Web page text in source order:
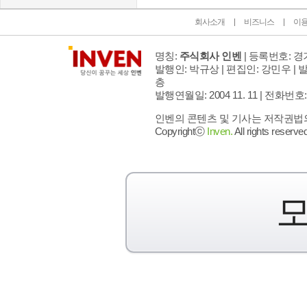
회사소개 비즈니스 이
명칭: 주식회사 인벤 | 등록번호: 경
발행인: 박규상 | 편집인: 강민우 |
층
발행연월일: 2004 11. 11 | 전화번호
인벤의 콘텐츠 및 기사는 저작권
Copyrightⓒ Inven.All rights